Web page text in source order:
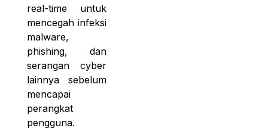
real-time untuk
mencegah infeksi
malware,
phishing, dan
serangan cyber
lainnya sebelum
mencapai
perangkat
pengguna.